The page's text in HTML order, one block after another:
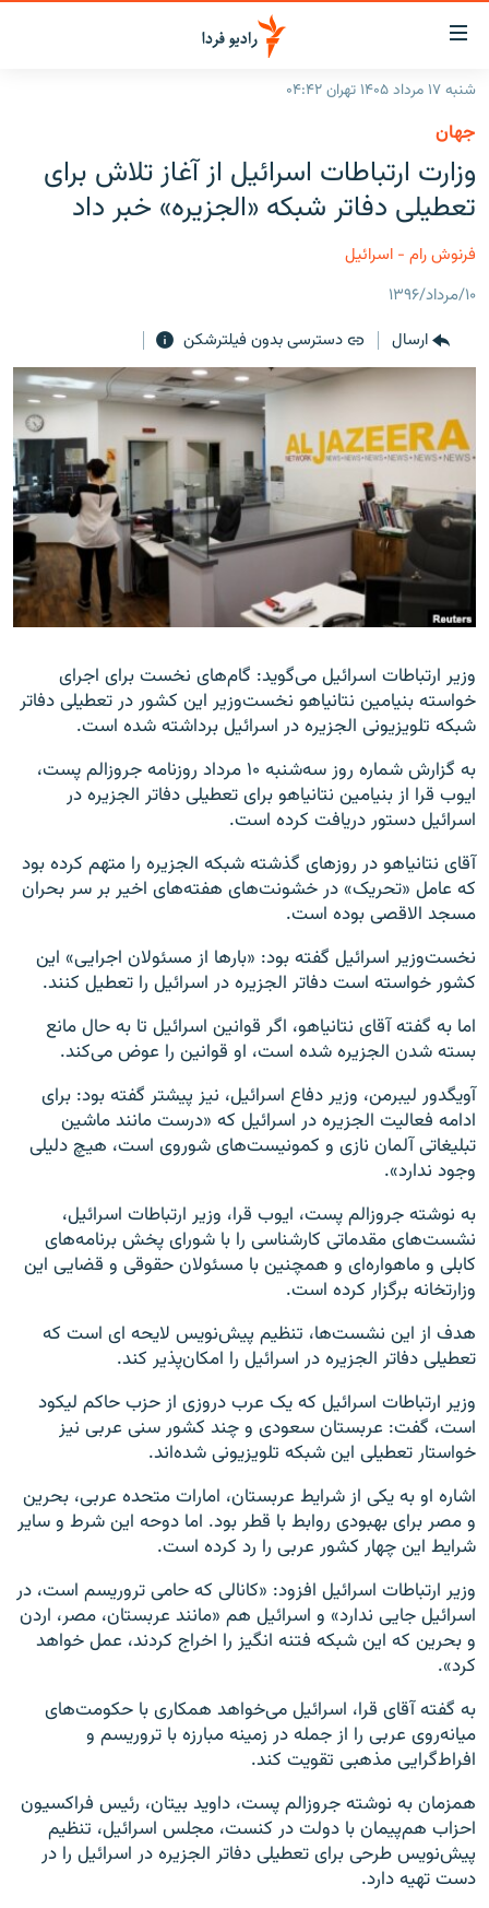
لینک‌های
قابلیت
دسترسی
بازگشت
منوی
اصلی
رفتن
صفحه
ایران
جهان
فرکانس‌ها
پادکست
چندرسانه‌ای
گزارش‌های تصویری
گزارش‌های ویدئویی
زنان فردا
به ما بپیوندید
زبان‌های دیگر
شنبه ۱۷ مرداد ۱۴۰۵ تهران ۰۴:۴۲
جهان
وزارت ارتباطات اسرائیل از آغاز تلاش برای
تعطیلی دفاتر شبکه «الجزیره» خبر داد
فرنوش رام - اسرائیل
۱۰/مرداد/۱۳۹۶
ارسال
دسترسی بدون فیلترشکن
وزیر ارتباطات اسرائیل می‌گوید: گام‌های نخست برای اجرای
خواسته بنیامین نتانیاهو نخست‌وزیر این کشور در تعطیلی دفاتر
شبکه تلویزیونی الجزیره در اسرائیل برداشته شده است.
به گزارش شماره روز سه‌شنبه ۱۰ مرداد روزنامه جروزالم پست،
ایوب قرا از بنیامین نتانیاهو برای تعطیلی دفاتر الجزیره در
اسرائیل دستور دریافت کرده است.
آقای نتانیاهو در روزهای گذشته شبکه الجزیره را متهم کرده بود
که عامل «تحریک» در خشونت‌های هفته‌های اخیر بر سر بحران
مسجد الاقصی بوده است.
نخست‌وزیر اسرائیل گفته بود: «بارها از مسئولان اجرایی» این
کشور خواسته است دفاتر الجزیره در اسرائیل را تعطیل کنند.
اما به گفته آقای نتانیاهو، اگر قوانین اسرائیل تا به حال مانع
بسته شدن الجزیره شده است، او قوانین را عوض می‌کند.
آویگدور لیبرمن، وزیر دفاع اسرائیل، نیز پیشتر گفته بود: برای
ادامه فعالیت الجزیره در اسرائیل که «درست مانند ماشین
تبلیغاتی آلمان نازی و کمونیست‌های شوروی است، هیچ دلیلی
وجود ندارد».
به نوشته جروزالم پست، ایوب قرا، وزیر ارتباطات اسرائیل،
نشست‌های مقدماتی کارشناسی را با شورای پخش برنامه‌های
کابلی و ماهواره‌ای و همچنین با مسئولان حقوقی و قضایی این
وزارتخانه برگزار کرده است.
هدف از این نشست‌ها، تنظیم پیش‌نویس لایحه ای است که
تعطیلی دفاتر الجزیره در اسرائیل را امکان‌پذیر کند.
وزیر ارتباطات اسرائیل که یک عرب دروزی از حزب حاکم لیکود
است، گفت:‌ عربستان سعودی و چند کشور سنی عربی نیز
خواستار تعطیلی این شبکه تلویزیونی شده‌اند.
اشاره او به یکی از شرایط عربستان،‌ امارات متحده عربی،‌ بحرین
و مصر برای بهبودی روابط با قطر بود. اما دوحه این شرط و سایر
شرایط این چهار کشور عربی را رد کرده است.
وزیر ارتباطات اسرائیل افزود: «کانالی که حامی تروریسم است، در
اسرائیل جایی ندارد» و اسرائیل هم «مانند عربستان، مصر، اردن
و بحرین که این شبکه فتنه انگیز را اخراج کردند، عمل خواهد
کرد».
به گفته آقای قرا، اسرائیل می‌خواهد همکاری با حکومت‌های
میانه‌روی عربی را از جمله در زمینه مبارزه با تروریسم و
افراط‌گرایی مذهبی تقویت کند.
همزمان به نوشته جروزالم پست، داوید بیتان، رئیس فراکسیون
احزاب هم‌پیمان با دولت در کنست، مجلس اسرائیل، تنظیم
پیش‌نویس طرحی برای تعطیلی دفاتر الجزیره در اسرائیل را در
دست تهیه دارد.